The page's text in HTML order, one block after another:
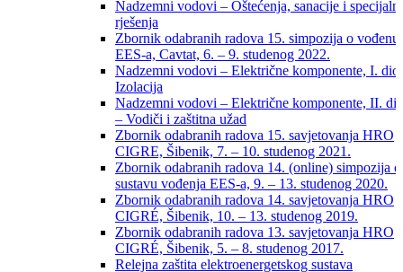
Nadzemni vodovi – Oštećenja, sanacije i
rješenja
Zbornik odabranih radova 15. simpozija o vođenu
EES-a, Cavtat, 6. – 9. studenog 2022.
Nadzemni vodovi – Električne komponente, I. dio
Izolacija
Nadzemni vodovi – Električne komponente, II. dio
– Vodiči i zaštitna užad
Zbornik odabranih radova 15. savjetovanja HRO
CIGRE, Šibenik, 7. – 10. studenog 2021.
Zbornik odabranih radova 14. (online) simpozija o
sustavu vođenja EES-a, 9. – 13. studenog 2020.
Zbornik odabranih radova 14. savjetovanja HRO
CIGRÉ, Šibenik, 10. – 13. studenog 2019.
Zbornik odabranih radova 13. savjetovanja HRO
CIGRÉ, Šibenik, 5. – 8. studenog 2017.
Relejna zaštita elektroenergetskog sustava